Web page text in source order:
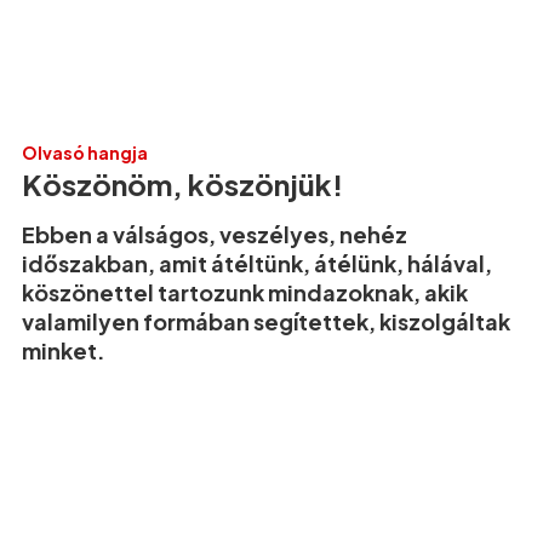
Olvasó hangja
Köszönöm, köszönjük!
Ebben a válságos, veszélyes, nehéz
időszakban, amit átéltünk, átélünk, hálával,
köszönettel tartozunk mindazoknak, akik
valamilyen formában segítettek, kiszolgáltak
minket.